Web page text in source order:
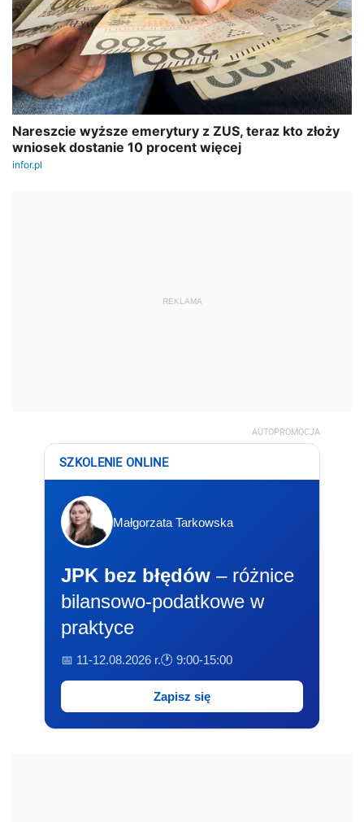
REKLAMA
AUTOPROMOCJA
SZKOLENIE ONLINE
Małgorzata Tarkowska
JPK bez błędów – różnice
bilansowo-podatkowe w
praktyce
📅 11-12.08.2026 r.🕐 9:00-15:00
Zapisz się